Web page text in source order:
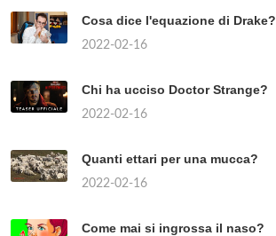
Cosa dice l'equazione di Drake?
2022-02-16
Chi ha ucciso Doctor Strange?
2022-02-16
Quanti ettari per una mucca?
2022-02-16
Come mai si ingrossa il naso?